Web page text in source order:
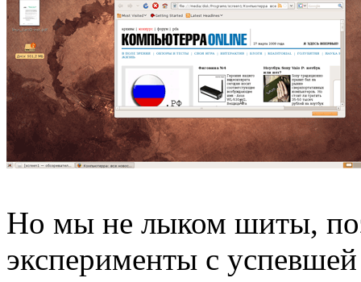
Но мы не лыком шиты,
эксперименты с